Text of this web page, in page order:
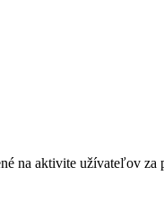
na aktivite užívateľov za